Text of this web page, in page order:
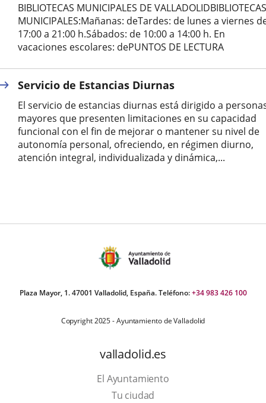
BIBLIOTECAS MUNICIPALES DE VALLADOLIDBIBLIOTECAS
MUNICIPALES:Mañanas: deTardes: de lunes a viernes
17:00 a 21:00 h.Sábados: de 10:00 a 14:00 h. En
vacaciones escolares: dePUNTOS DE LECTURA
la
Servicio de Estancias Diurnas
El servicio de estancias diurnas está dirigido a
mayores que presenten limitaciones en su capacidad
funcional con el fin de mejorar o mantener su nivel de
autonomía personal, ofreciendo, en régimen diurno,
atención integral, individualizada y dinámica,...
Plaza Mayor, 1. 47001 Valladolid, España. Teléfono:+34 983 426 100
Copyright 2025 - Ayuntamiento de Valladolid
valladolid.es
El Ayuntamiento
Tu ciudad